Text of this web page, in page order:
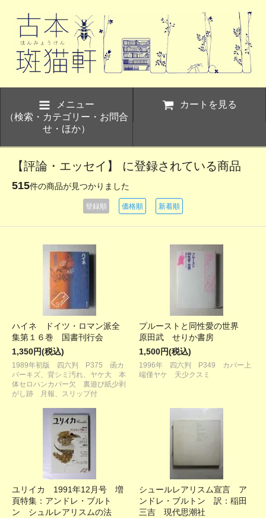
メニュー
（検索・カテゴリー・お問合
せ・ほか）
カートを見る
【評論・エッセイ】 に登録されている商品
515件の商品が見つかりました
登録順 価格順 新着順
ハイネ ドイツ・ロマン派全
集第１６巻 国書刊行会
1,350円(税込)
1989年初版 四六判 P375 函カ
バーキズ、背シミ汚れ、ヤケ大 本
体セロハンカバー欠 裏遊び紙少剥
がし跡 月報、スリップ付
プルーストと同性愛の世界
原田武 せりか書房
1,500円(税込)
1996年 四六判 P349 カバー上
端僅ヤケ 天少クスミ
ユリイカ 1991年12月号 増
頁特集：アンドレ・ブルト
ン シュルレアリスムの法
シュールレアリスム宣言 ア
ンドレ・ブルトン 訳：稲田
三吉 現代思潮社